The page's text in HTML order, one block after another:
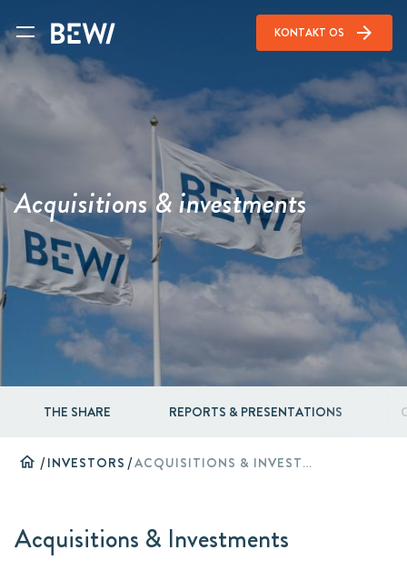
KONTAKT OS arrow_forward
Acquisitions & investments
home /INVESTORS / ACQUISITIONS & INVESTMENTS
THE SHARE REPORTS & PRESENTATIONS
Acquisitions & Investments